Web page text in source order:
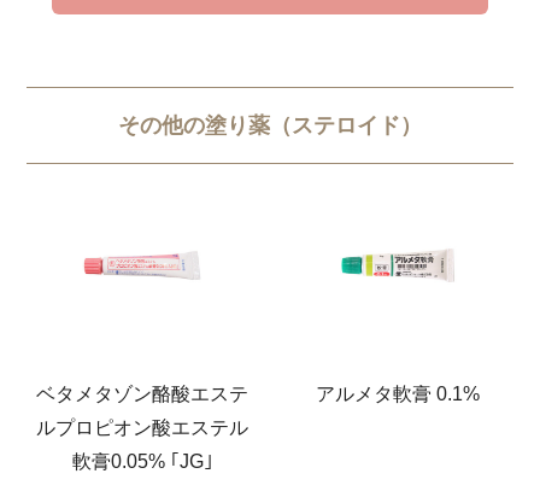
その他の塗り薬（ステロイド）
ベタメタゾン酪酸エステ
ルプロピオン酸エステル
軟膏0.05% ｢JG｣
アルメタ軟膏 0.1%